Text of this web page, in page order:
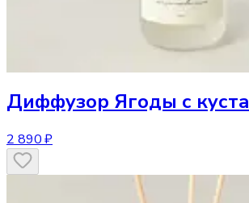
Диффузор Ягоды с куста
2 890 ₽